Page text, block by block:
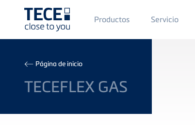
Main
Menü
1
Productos Servicio
Breadcrumb
Página de inicio
TECEFLEX GAS